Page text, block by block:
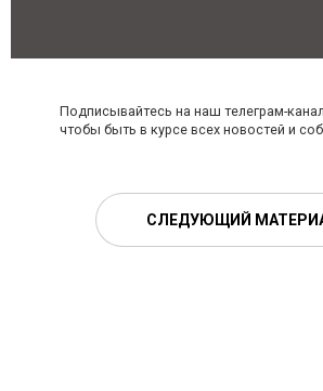
Подписывайтесь на наш телеграм-канал
чтобы быть в курсе всех новостей и
СЛЕДУЮЩИЙ